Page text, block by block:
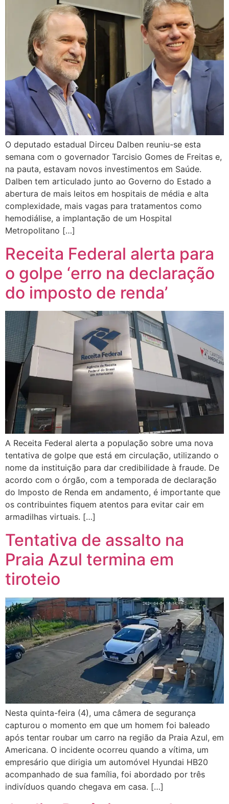
O deputado estadual Dirceu Dalben reuniu-se esta
semana com o governador Tarcisio Gomes de Freitas e,
na pauta, estavam novos investimentos em Saúde.
Dalben tem articulado junto ao Governo do Estado a
abertura de mais leitos em hospitais de média e alta
complexidade, mais vagas para tratamentos como
hemodiálise, a implantação de um Hospital
Metropolitano […]
Receita Federal alerta para
o golpe ‘erro na declaração
do imposto de renda’
A Receita Federal alerta a população sobre uma nova
tentativa de golpe que está em circulação, utilizando o
nome da instituição para dar credibilidade à fraude. De
acordo com o órgão, com a temporada de declaração
do Imposto de Renda em andamento, é importante que
os contribuintes fiquem atentos para evitar cair em
armadilhas virtuais. […]
Tentativa de assalto na
Praia Azul termina em
tiroteio
Nesta quinta-feira (4), uma câmera de segurança
capturou o momento em que um homem foi baleado
após tentar roubar um carro na região da Praia Azul, em
Americana. O incidente ocorreu quando a vítima, um
empresário que dirigia um automóvel Hyundai HB20
acompanhado de sua família, foi abordado por três
indivíduos quando chegava em casa. […]